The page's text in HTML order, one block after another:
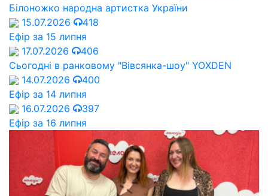
Білоножко народна артистка України
15.07.2026
418
Ефір за 15 липня
17.07.2026
406
Сьогодні в ранковому "Вівсянка-шоу" YOXDEN
14.07.2026
400
Ефір за 14 липня
16.07.2026
397
Ефір за 16 липня